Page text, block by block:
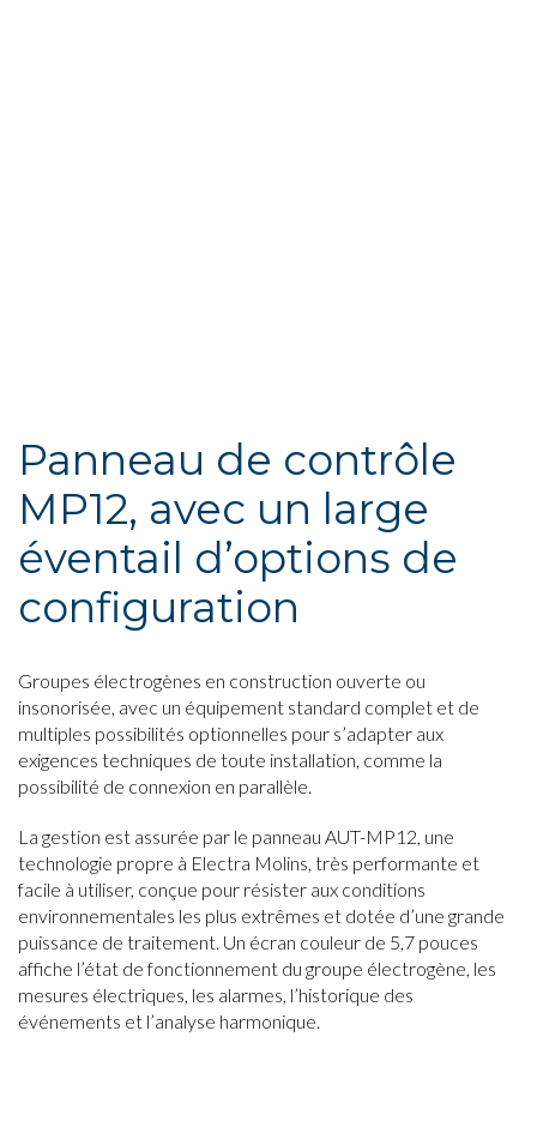
Panneau de contrôle
MP12, avec un large
éventail d’options de
configuration
Groupes électrogènes en construction ouverte ou
insonorisée, avec un équipement standard complet et de
multiples possibilités optionnelles pour s’adapter aux
exigences techniques de toute installation, comme la
possibilité de connexion en parallèle.
La gestion est assurée par le panneau AUT-MP12, une
technologie propre à Electra Molins, très performante et
facile à utiliser, conçue pour résister aux conditions
environnementales les plus extrêmes et dotée d’une grande
puissance de traitement. Un écran couleur de 5,7 pouces
affiche l’état de fonctionnement du groupe électrogène, les
mesures électriques, les alarmes, l’historique des
événements et l’analyse harmonique.